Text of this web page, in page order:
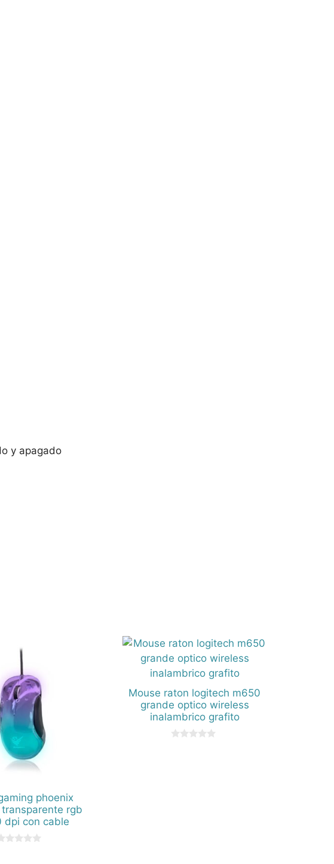
y apagado
phoenix
rgb
dpi con cable
Mouse raton logitech m650
grande optico wireless
inalambrico grafito